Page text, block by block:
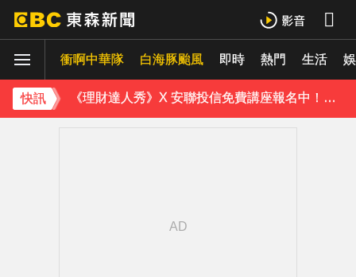
衝啊中華隊 白海豚颱風 即時 熱門 生活
快訊
下載東森App，隨時掌握天下大小事！
《理財達人秀》X 安聯投信免費講座報名中！搶先卡位 2027